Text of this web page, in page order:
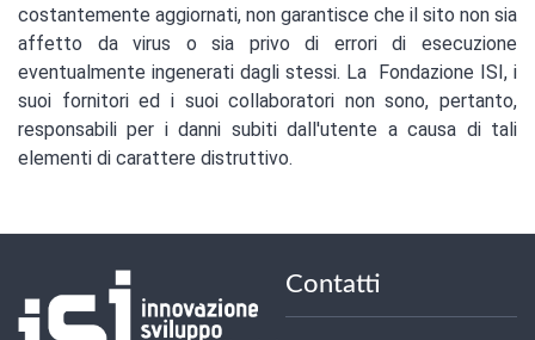
costantemente aggiornati, non garantisce che il sito non sia
affetto da virus o sia privo di errori di esecuzione
eventualmente ingenerati dagli stessi. La Fondazione ISI, i
suoi fornitori ed i suoi collaboratori non sono, pertanto,
responsabili per i danni subiti dall'utente a causa di tali
elementi di carattere distruttivo.
Contatti